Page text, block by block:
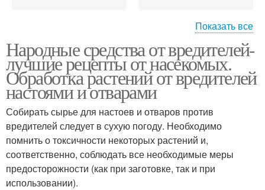
удобрения
Средства от болезней
перца
Универсальное
средство
Средство от
вредителей
Растения при помощи
Средства от грибковых
Показать все
Народные средства от вредителей-
лучшие рецепты от насекомых.
Обработка растений от вредителей
настоями и отварами
Собирать сырье для настоев и отваров против
вредителей следует в сухую погоду. Необходимо
помнить о токсичности некоторых растений и,
соответственно, соблюдать все необходимые меры
предосторожности (как при заготовке, так и при
использовании).